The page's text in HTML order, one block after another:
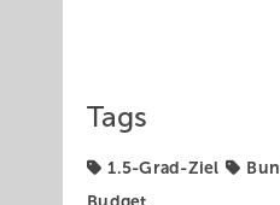
Tags
1.5-Grad-Ziel